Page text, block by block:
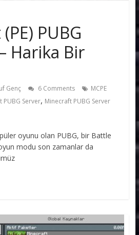
PUBG
Harika Bir
Genç 6 Comments
MCPE
PUBG Server, Minecraft PUBG Server
oyunu olan PUBG, bir Battle
modu son zamanlar da